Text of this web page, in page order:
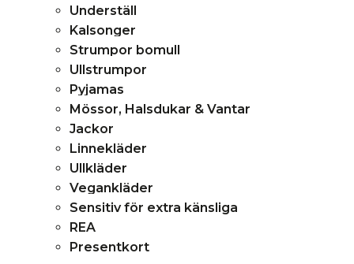
Underställ
Kalsonger
Strumpor bomull
Ullstrumpor
Pyjamas
Mössor, Halsdukar & Vantar
Jackor
Linnekläder
Ullkläder
Vegankläder
Sensitiv för extra känsliga
REA
Presentkort